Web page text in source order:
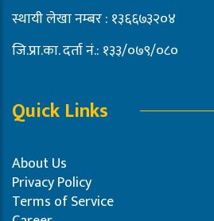
स्थायी लेखा नम्बर : १३६६७३२०४
जि.प्रा.का. दर्ता नं.: १३३/०७९/०८०
Quick Links
About Us
Privacy Policy
Terms of Service